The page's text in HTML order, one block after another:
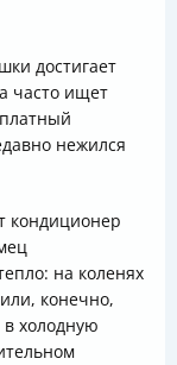
достигает
часто ищет
нежился
кондиционер
на коленях
конечно,
холодную